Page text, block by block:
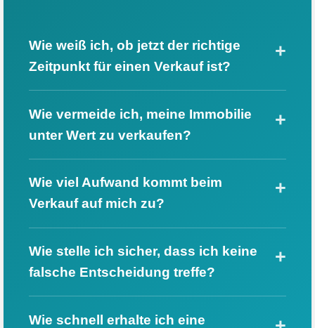
Wie weiß ich, ob jetzt der richtige
Zeitpunkt für einen Verkauf ist?
Wie vermeide ich, meine Immobilie
unter Wert zu verkaufen?
Wie viel Aufwand kommt beim
Verkauf auf mich zu?
Wie stelle ich sicher, dass ich keine
falsche Entscheidung treffe?
Wie schnell erhalte ich eine